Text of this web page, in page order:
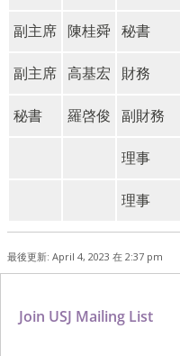
副主席 陳桂舜 秘書
副主席 高基宏 財務
秘書 羅啓俊 副財務
理事
理事
最後更新: April 4, 2023 在 2:37 pm
Join USJ Mailing List